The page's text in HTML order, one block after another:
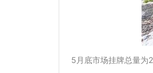
5月底市场挂牌总量为